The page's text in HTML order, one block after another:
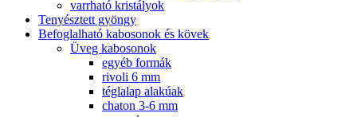
varrható kristályok
Tenyésztett gyöngy
Befoglalható kabosonok és kövek
Üveg kabosonok
egyéb formák
rivoli 6 mm
téglalap alakúak
chaton 3-6 mm